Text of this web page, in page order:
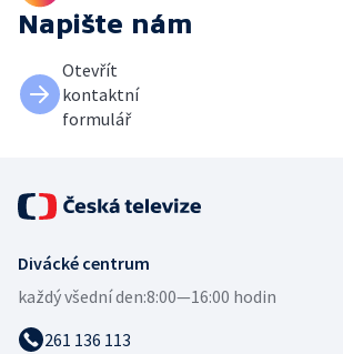
Napište nám
Otevřít
kontaktní
formulář
Divácké centrum
každý všední den:8:00—16:00 hodin
261 136 113